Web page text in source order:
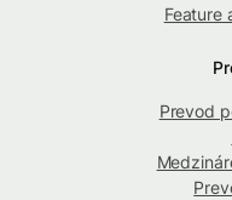
Feature
Prevod